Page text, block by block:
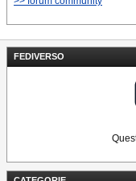
FEDIVERSO